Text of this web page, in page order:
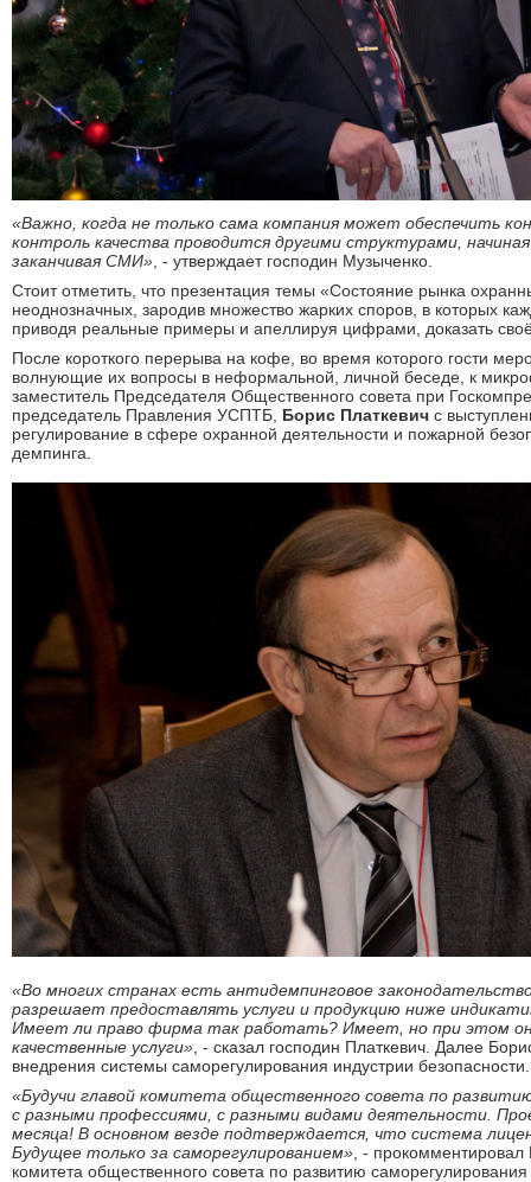
«Важно, когда не только сама компания может обеспечить
контроль качества проводится другими структурами,
заканчивая СМИ» , - утверждает господин Музыченко.
Стоит отметить, что презентация темы «Состояние рынка
неоднозначных, зародив множество жарких споров, в которых
приводя реальные примеры и апеллируя цифрами, доказать
После короткого перерыва на кофе, во время которого гости
волнующие их вопросы в неформальной, личной беседе, к
заместитель Председателя Общественного совета при
председатель Правления УСПТБ, Борис Платкевич с
регулирование в сфере охранной деятельности и пожарной
демпинга.
«Во многих странах есть антидемпинговое
разрешает предоставлять услуги и продукцию ниже
Имеет ли право фирма так работать? Имеет, но при этом
качественные услуги» , - сказал господин Платкевич. Далее
внедрения системы саморегулирования индустрии безопасности.
«Будучи главой комитета общественного совета по
с разными профессиями, с разными видами деятельности.
месяца! В основном везде подтверждается, что система
Будущее только за саморегулированием» , -
комитета общественного совета по развитию